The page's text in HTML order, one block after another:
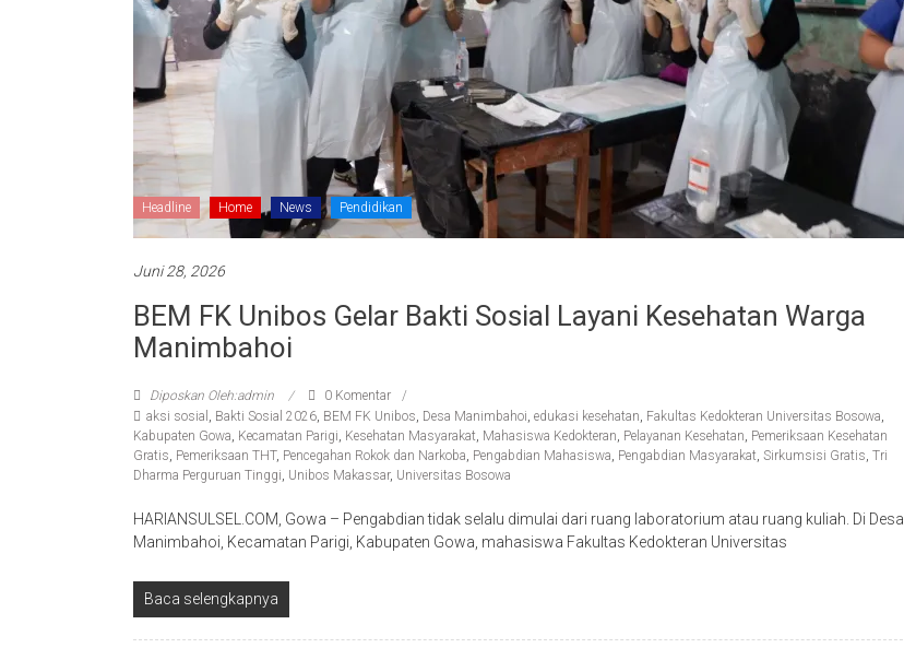
Headline Home News Pendidikan
Juni 28, 2026
BEM FK Unibos Gelar Bakti Sosial Layani Kesehatan Warga
Manimbahoi
Diposkan Oleh:admin
0 Komentar
aksi sosial , Bakti Sosial 2026, BEM FK Unibos, Desa Manimbahoi, edukasi kesehatan, Fakultas Kedokteran Universitas Bosowa,
Kabupaten Gowa, Kecamatan Parigi, Kesehatan Masyarakat, Mahasiswa Kedokteran, Pelayanan Kesehatan, Pemeriksaan Kesehatan
Gratis, Pemeriksaan THT, Pencegahan Rokok dan Narkoba, Pengabdian Mahasiswa, Pengabdian Masyarakat, Sirkumsisi Gratis, Tri
Dharma Perguruan Tinggi, Unibos Makassar, Universitas Bosowa
HARIANSULSEL.COM, Gowa – Pengabdian tidak selalu dimulai dari ruang laboratorium atau ruang kuliah. Di Desa
Manimbahoi, Kecamatan Parigi, Kabupaten Gowa, mahasiswa Fakultas Kedokteran Universitas
Baca selengkapnya